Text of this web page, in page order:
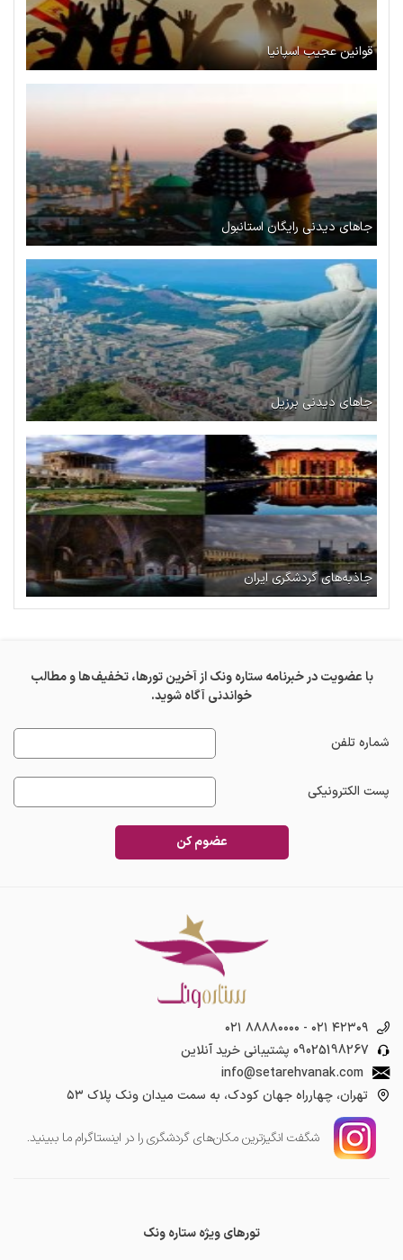
قوانین عجیب اسپانیا
جاهای دیدنی رایگان استانبول
جاهای دیدنی برزیل
جاذبه‌های گردشگری ایران
با عضویت در خبرنامه ستاره ونک از آخرین تورها، تخفیف‌ها و مطالب
خواندنی آگاه شوید.
شماره تلفن
پست الکترونیکی
عضوم کن
۰۲۱ ۸۸۸۸۰۰۰۰ - ۰۲۱ ۴۲۳۰۹
09025198267 پشتیبانی خرید آنلاین
info@setarehvanak.com
تهران، چهارراه جهان کودک، به سمت میدان ونک پلاک ۵۳
شگفت انگیز‌ترین مکان‌های گردشگری را در اینستاگرام ما ببینید.
تورهای ویژه ستاره ونک